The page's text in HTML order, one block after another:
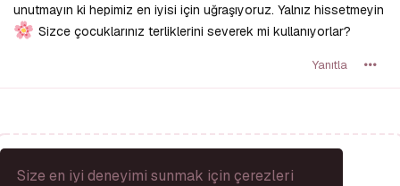
Size en iyi deneyimi sunmak için çerezleri
unutmayın ki hepimiz en iyisi için uğraşıyoruz. Yalnız hissetmeyin
Sizce çocuklarınız terliklerini severek mi kullanıyorlar?
Yanıtla
Bir Yanıt Yaz...